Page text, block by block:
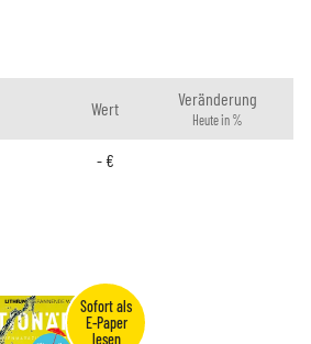
Wert Veränderung
Heute in %
-€